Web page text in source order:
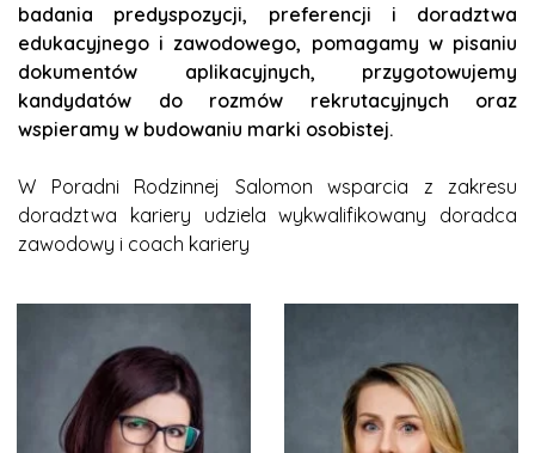
badania predyspozycji, preferencji i doradztwa
edukacyjnego i zawodowego, pomagamy w pisaniu
dokumentów aplikacyjnych, przygotowujemy
kandydatów do rozmów rekrutacyjnych oraz
wspieramy w budowaniu marki osobistej.
W Poradni Rodzinnej Salomon wsparcia z zakresu
doradztwa kariery udziela wykwalifikowany doradca
zawodowy i coach kariery